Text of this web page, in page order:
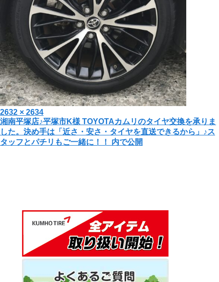
投
稿
日:
フ
ル
サ
イ
2632 × 2634
投
稿
湘南平塚店♪平塚市K様 TOYOTAカムリのタイヤ交換を承りま
した。決め手は「近さ・安さ・タイヤを直送できるから」♪ス
タッフとパチリもご一緒に！！
内で公開